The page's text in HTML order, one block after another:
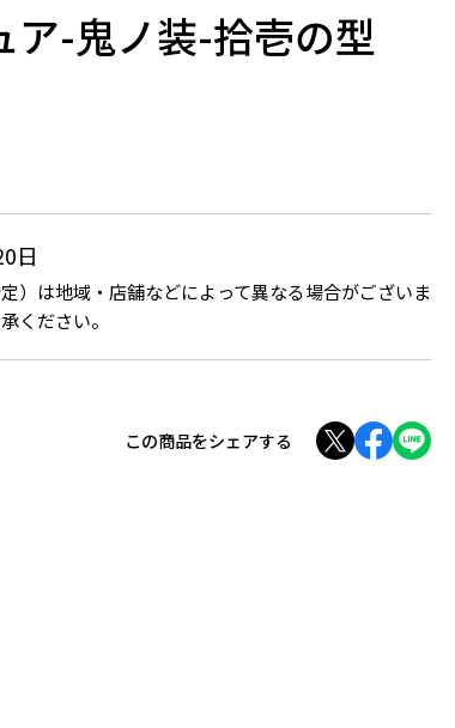
ア-鬼ノ装-拾壱の型
日
）は地域・店舗などによって異なる場合がございま
ください。
この商品をシェアする